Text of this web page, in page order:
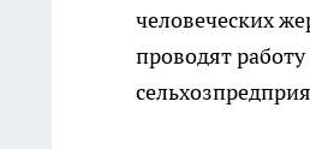
человеческих
проводят